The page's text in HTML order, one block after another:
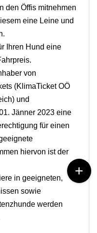
den Öffis mitnehmen
eine Leine und
Ihren Hund eine
von
(KlimaTicket OÖ
und
Jänner 2023 eine
für einen
hiervon ist der
in geeigneten,
sowie
werden